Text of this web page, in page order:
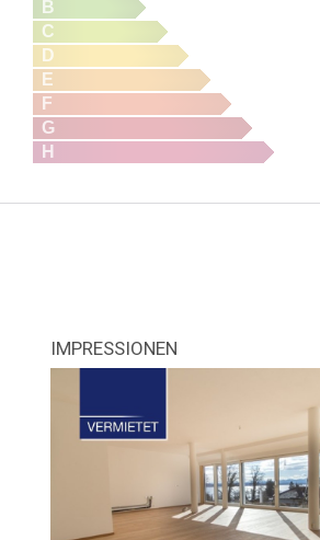
B
C
D
E
F
G
H
IMPRESSIONEN